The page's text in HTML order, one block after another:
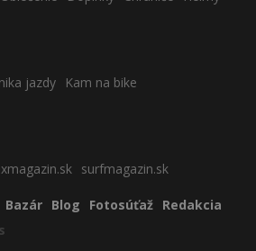
jazdy
Kam na bike
surfmagazin.sk
Bazár Blog Fotosúťaž Redakcia